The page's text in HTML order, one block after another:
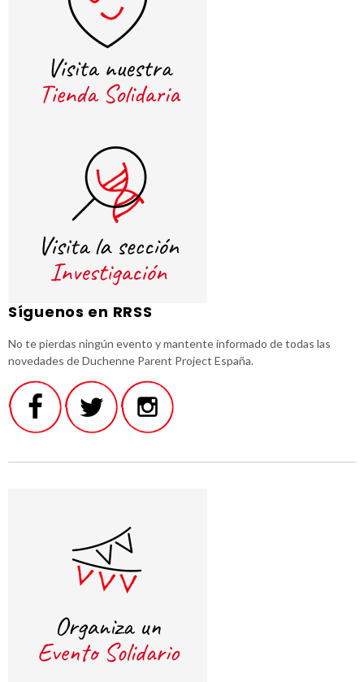
Síguenos en RRSS
No te pierdas ningún evento y mantente informado de todas las
novedades de Duchenne Parent Project España.